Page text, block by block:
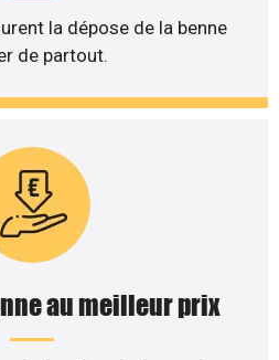
la dépose de la benne
de partout.
au meilleur prix